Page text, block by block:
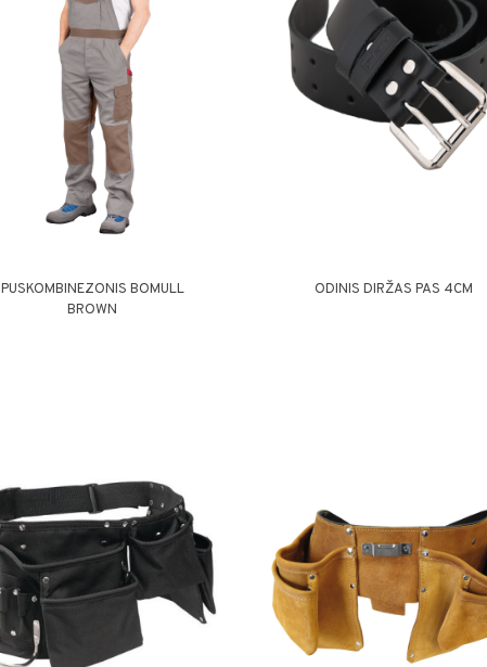
PUSKOMBINEZONIS BOMULL
BROWN
ODINIS DIRŽAS PAS 4CM